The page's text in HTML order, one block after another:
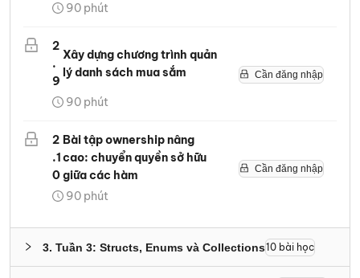
90 phút
2
.
9
Xây dựng chương trình quản
lý danh sách mua sắm
90 phút
Cần đăng nhập
2
.1
0
Bài tập ownership nâng
cao: chuyển quyền sở hữu
giữa các hàm
90 phút
Cần đăng nhập
3. Tuần 3: Structs, Enums và Collections10 bài học